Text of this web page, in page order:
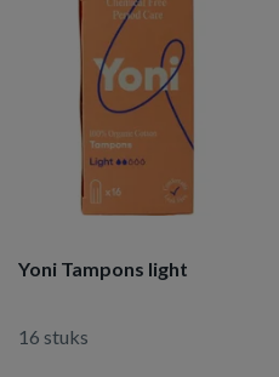
Yoni Tampons light
16 stuks